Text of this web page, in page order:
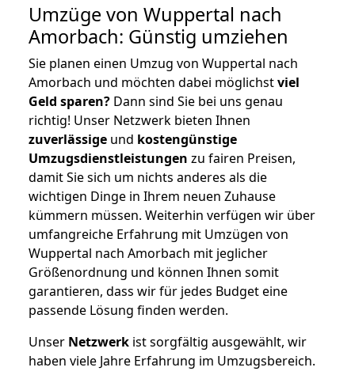
Umzüge von Wuppertal nach
Amorbach: Günstig umziehen
Sie planen einen Umzug von Wuppertal nach
Amorbach und möchten dabei möglichstviel
Geld sparen? Dann sind Sie bei uns genau
richtig! Unser Netzwerk bieten Ihnen
zuverlässige und kostengünstige
Umzugsdienstleistungen zu fairen Preisen,
damit Sie sich um nichts anderes als die
wichtigen Dinge in Ihrem neuen Zuhause
kümmern müssen. Weiterhin verfügen wir über
umfangreiche Erfahrung mit Umzügen von
Wuppertal nach Amorbach mit jeglicher
Größenordnung und können Ihnen somit
garantieren, dass wir für jedes Budget eine
passende Lösung finden werden.
Unser Netzwerk ist sorgfältig ausgewählt, wir
haben viele Jahre Erfahrung im Umzugsbereich.